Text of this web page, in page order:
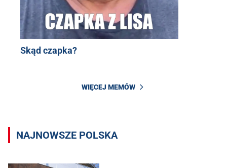
Skąd czapka?
WIĘCEJ MEMÓW
NAJNOWSZE POLSKA